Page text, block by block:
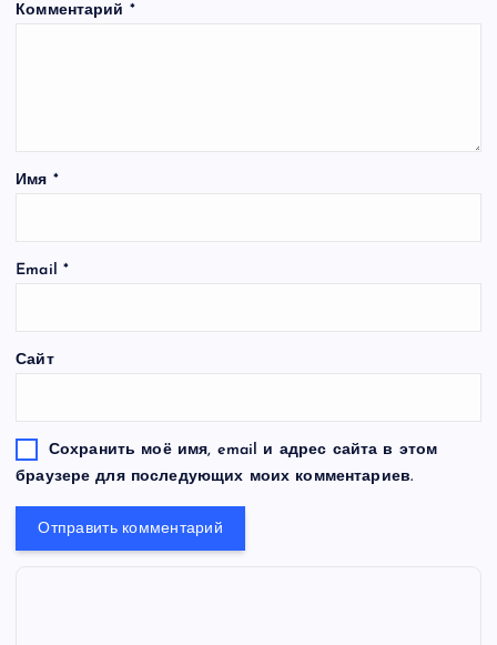
Комментарий *
Имя *
Email *
Сайт
Сохранить моё имя, email и адрес сайта в этом
браузере для последующих моих комментариев.
S
e